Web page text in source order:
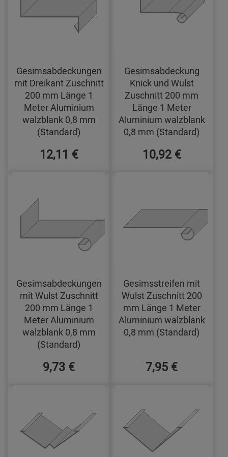
Gesimsabdeckungen
mit Dreikant Zuschnitt
200 mm Länge 1
Meter Aluminium
walzblank 0,8 mm
(Standard)
12,11 €
Gesimsabdeckung
Knick und Wulst
Zuschnitt 200 mm
Länge 1 Meter
Aluminium walzblank
0,8 mm (Standard)
10,92 €
Gesimsabdeckungen
mit Wulst Zuschnitt
200 mm Länge 1
Meter Aluminium
walzblank 0,8 mm
(Standard)
9,73 €
Gesimsstreifen mit
Wulst Zuschnitt 200
mm Länge 1 Meter
Aluminium walzblank
0,8 mm (Standard)
7,95 €